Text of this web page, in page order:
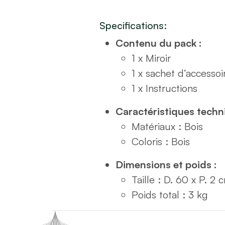
Specifications:
Contenu du pack :
1 x Miroir
1 x sachet
1 x Instructions
Caractéristiques
Matériaux : Bois
Coloris : Bois
Dimensions et poids :
Taille : D. 60 x P. 2
Poids total : 3 kg